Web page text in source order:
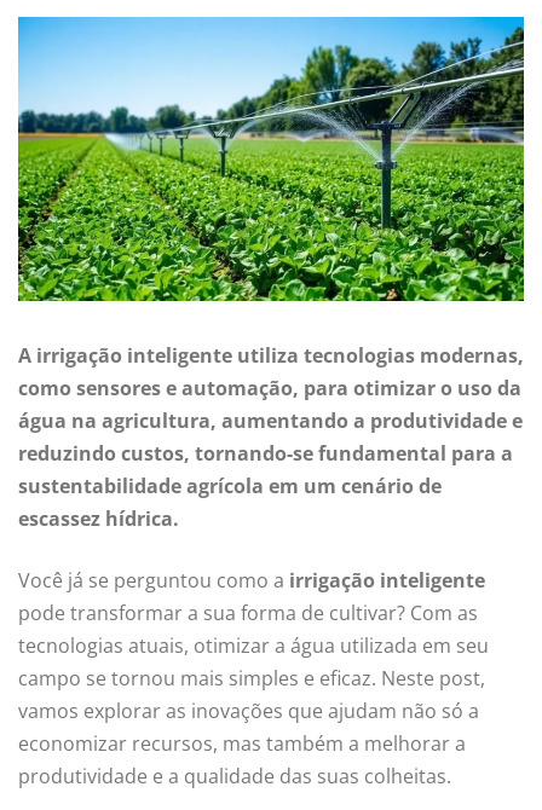
A irrigação inteligente utiliza tecnologias modernas,
como sensores e automação, para otimizar o uso da
água na agricultura, aumentando a produtividade e
reduzindo custos, tornando-se fundamental para a
sustentabilidade agrícola em um cenário de
escassez hídrica.
Você já se perguntou como a irrigação inteligente
pode transformar a sua forma de cultivar? Com as
tecnologias atuais, otimizar a água utilizada em seu
campo se tornou mais simples e eficaz. Neste post,
vamos explorar as inovações que ajudam não só a
economizar recursos, mas também a melhorar a
produtividade e a qualidade das suas colheitas.